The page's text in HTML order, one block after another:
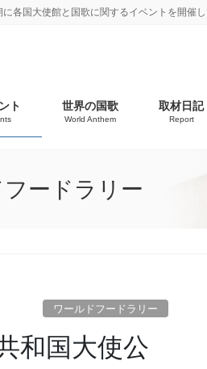
各国大使館と国歌に関するイベントを開催し
ト 世界の国歌
World Anthem
取材日記
Report
ードラリー
ワールドフードラリー
和国大使公